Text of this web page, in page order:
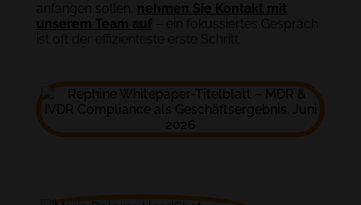
nehmen Sie Kontakt mit
unserem Team auf